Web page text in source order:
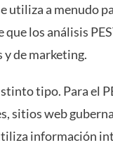
utiliza a menudo
los análisis
y de marketing.
tipo. Para el
sitios web
información